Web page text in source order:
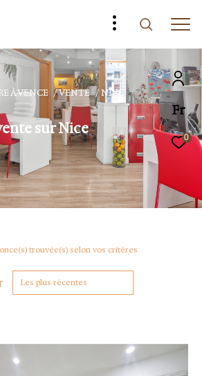
Fr
0
À VENCE VENTE NICE
sur Nice
trouvée(s) selon vos critères
Les plus récentes